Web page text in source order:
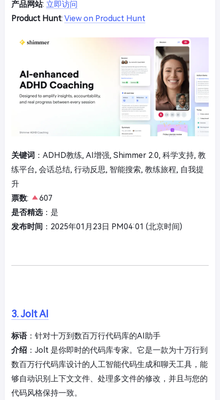
产品网站: 立即访问
Product Hunt: View on Product Hunt
关键词 ：ADHD教练, AI增强, Shimmer 2.0, 科学支持, 教
练平台, 会话总结, 行动反思, 智能搜索, 教练旅程, 自我提
升
票数:
607
是否精选：是
发布时间 ：2025年01月23日 PM04:01 (北京时间)
3. Jolt AI
标语：针对十万到数百万行代码库的AI助手
介绍 ：Jolt 是你即时的代码库专家。它是一款为十万行到
数百万行代码库设计的人工智能代码生成和聊天工具，能
够自动识别上下文文件、处理多文件的修改，并且与您的
代码风格保持一致。